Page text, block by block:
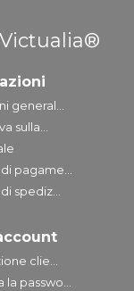
general...
sulla...
pagame...
spediz...
clie...
la passwo...